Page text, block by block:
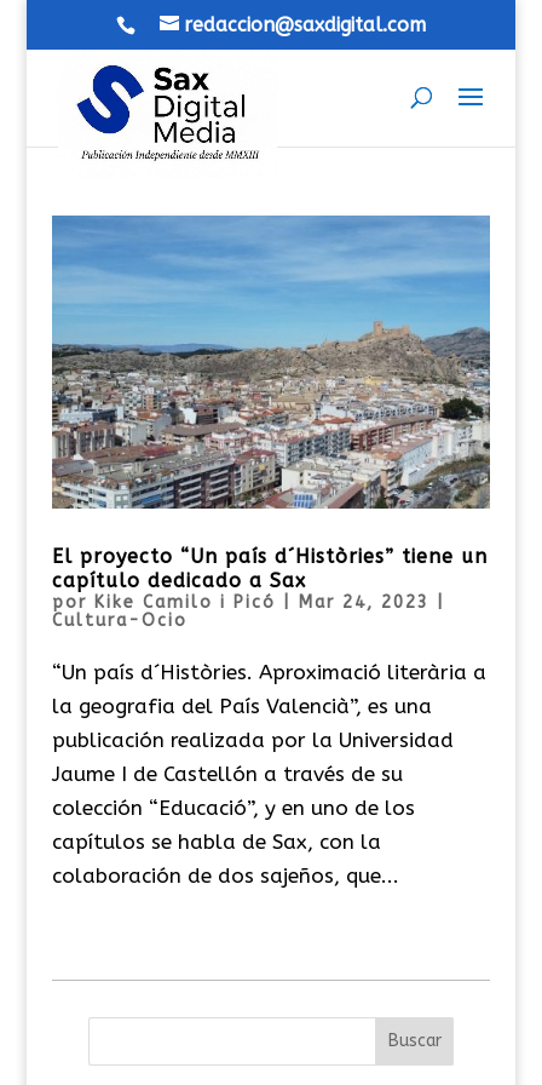
redaccion@saxdigital.com
El proyecto “Un país d´Històries” tiene un
capítulo dedicado a Sax
por Kike Camilo i Picó Mar 24, 2023
Cultura-Ocio
“Un país d´Històries. Aproximació literària a
la geografia del País Valencià”, es una
publicación realizada por la Universidad
Jaume I de Castellón a través de su
colección “Educació”, y en uno de los
capítulos se habla de Sax, con la
colaboración de dos sajeños, que...